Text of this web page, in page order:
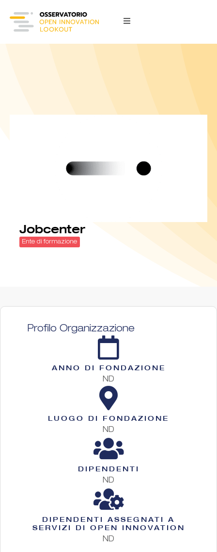
Jobcenter
Ente di formazione
Profilo Organizzazione
ANNO DI FONDAZIONE
ND
LUOGO DI FONDAZIONE
ND
DIPENDENTI
ND
DIPENDENTI ASSEGNATI A
SERVIZI DI OPEN INNOVATION
ND